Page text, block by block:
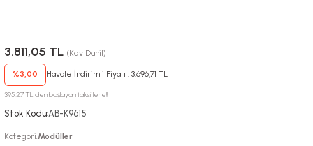
3.811,05 TL (Kdv Dahil)
%3,00 Havale İndirimli Fiyatı : 3.696,71 TL
395,27 TL den başlayan taksitlerle!!
Stok Kodu:AB-K9615
Kategori:Modüller